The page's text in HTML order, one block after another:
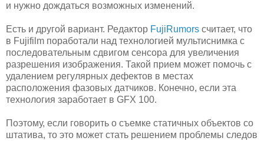
и нужно дождаться возможных изменений.
Есть и другой вариант. Редактор FujiRumors считает, что
в Fujifilm поработали над технологией мультиснимка с
последовательным сдвигом сенсора для увеличения
разрешения изображения. Такой прием может помочь с
удалением регулярных дефектов в местах
расположения фазовых датчиков. Конечно, если эта
технология заработает в GFX 100.
Поэтому, если говорить о съемке статичных объектов со
штатива, то это может стать решением проблемы следов